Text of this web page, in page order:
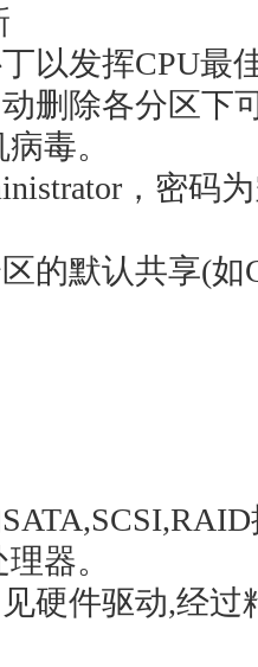
以发挥CPU最
删除各分区下
毒。
，密码
的默认共享(
器。
硬件驱动,经